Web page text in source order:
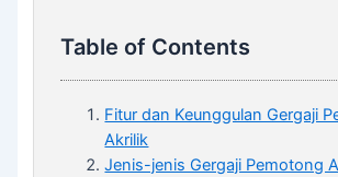
Table of Contents
Fitur dan Keunggulan Gergaji
Akrilik
Jenis-jenis Gergaji Pemotong